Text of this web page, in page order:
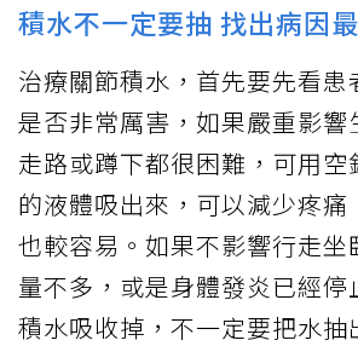
積水不一定要抽 找出病因
治療關節積水，首先要先看患
是否非常厲害，如果嚴重影響
走路或蹲下都很困難，可用空
的液體吸出來，可以減少疼痛
也較容易。如果不影響行走坐
量不多，或是身體發炎已經停
積水吸收掉，不一定要把水抽